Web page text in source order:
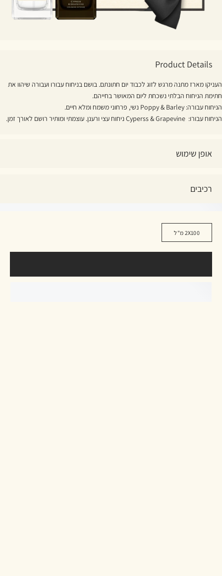
2X100 מ"ל
Product Details
העניקו מארז מתנה מרגש לזוג לכבוד יום חתונתם. בושם בניחוח עבורו ועבורה שיהוו את
חתימת הניחוח הבלתי נשכחת ליום המאושר בחייהם.
הניחוח עבורה: Poppy & Barley נשי, פרחוני משמח ומלא חיים.
הניחוח עבורו: Cyperss & Grapevine ניחוח עצי ורענן. עוצמתי ומותיר רושם לאורך זמן.
אופן שימוש
רכיבים